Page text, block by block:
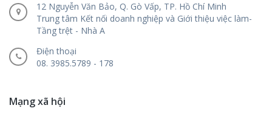
12 Nguyễn Văn Bảo, Q. Gò Vấp, TP. Hồ Chí Minh
Trung tâm Kết nối doanh nghiệp và Giới thiệu việc làm-
Tầng trệt - Nhà A
Điện thoại
08. 3985.5789 - 178
Mạng xã hội